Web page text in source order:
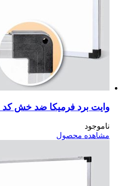
برد فرمیکا ضد خش کد 1300
محصول